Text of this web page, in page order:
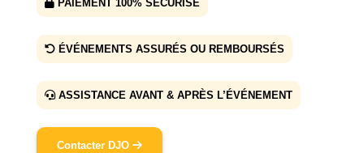
PAIEMENT 100% SÉCURISÉ
ÉVÉNEMENTS ASSURÉS OU REMBOURSÉS
ASSISTANCE AVANT & APRÈS L’ÉVÉNEMENT
Contacter DJO